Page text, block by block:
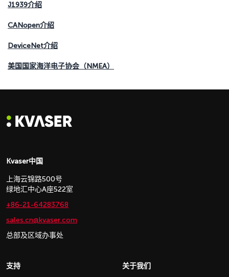
J1939介绍
CANopen介绍
DeviceNet介绍
美国国家海洋电子协会（NMEA）
Kvaser中国
上海云锦路500号
绿地汇中心A座522室
+86-21-64283768
sales.cn@kvaser.com
总部及区域办事处
支持 关于我们